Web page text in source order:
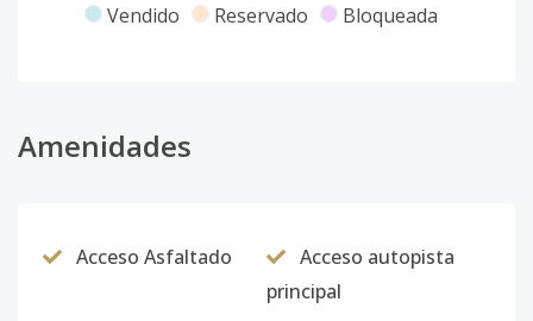
Apartamento
Edificio J
- 3 2 -
Vendido Reservado Bloqueada
Amenidades
Acceso Asfaltado
Acceso autopista
principal